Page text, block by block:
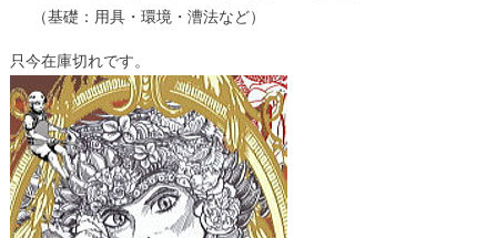
（基礎：用具・環境・漕法など）
只今在庫切れです。